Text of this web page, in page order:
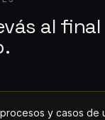
al
y casos de